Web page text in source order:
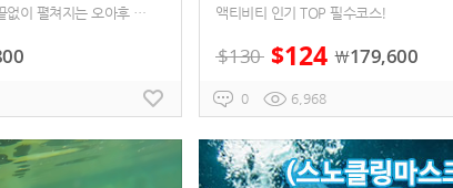
럭셔리 요트 카타마란을 타고, 끝없이 펼쳐지는 오아후 섬 해안에서 스노클링과 세일링을 경험해요! 액티비티 인기 TOP 필수코스!
$130 $124 ￦179,600
0 6,968